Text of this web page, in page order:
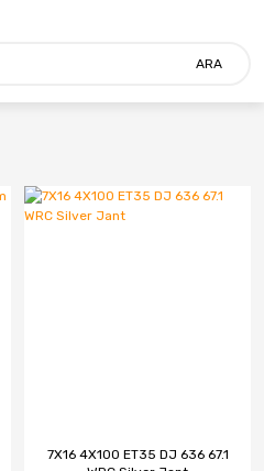
ARA
7X16 4X100 ET35 DJ 636 67.1